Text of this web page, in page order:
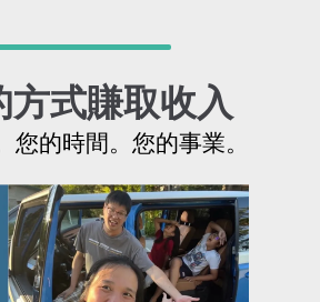
方式賺取收入
您的時間。您的事業。